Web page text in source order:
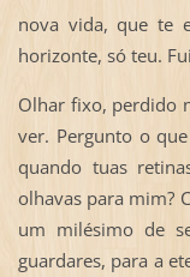
nova vida, que te
horizonte, só teu.
Olhar fixo, perdido
ver. Pergunto o
quando tuas
olhavas para mim?
um milésimo de
guardares, para a